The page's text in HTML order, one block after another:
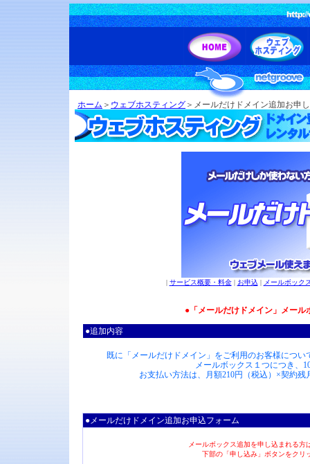
ホーム ＞ ウェブホスティング ＞メールだけドメイン追加お申
| サービス概要・料金| お申込 | メールボック
●「メールだけドメイン」メール
●追加内容
既に「メールだけドメイン」をご利用のお客様につ
メールボックス１つにつき、
お支払い方法は、月額210円（税込）×契約
●メールだけドメイン追加お申込フォーム
メールボックス追加を申し込まれる方
下部の「申し込み」ボタンをクリ